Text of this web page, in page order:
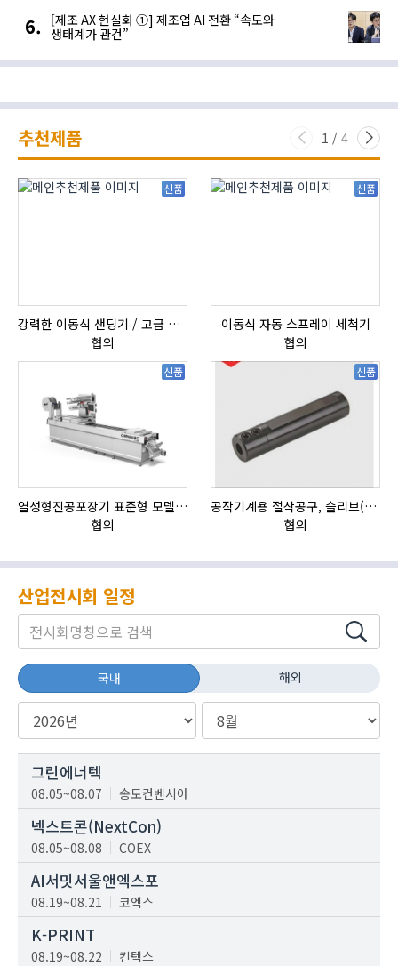
[제조 AX 현실화 ①] 제조업 AI 전환 “속도와
생태계가 관건”
추천제품 1 / 4
신품
강력한 이동식 샌딩기 / 고급 이태리 IBIX샌드블라스터
협의
신품
이동식 자동 스프레이 세척기
협의
신품
열성형진공포장기 표준형 모델 OMNIVAC S-200
협의
신품
공작기계용 절삭공구, 슬리브(SLEEVE)
협의
산업전시회 일정
국내 해외
그린에너텍
08.05~08.07 송도컨벤시아
넥스트콘(NextCon)
08.05~08.08 COEX
AI서밋서울앤엑스포
08.19~08.21 코엑스
K-PRINT
08.19~08.22 킨텍스